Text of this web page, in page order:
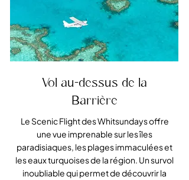
Vol au-dessus de la
Barrière
Le Scenic Flight des Whitsundays offre
une vue imprenable sur les îles
paradisiaques, les plages immaculées et
les eaux turquoises de la région. Un survol
inoubliable qui permet de découvrir la